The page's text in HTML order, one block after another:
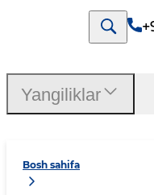
Bosh sahifa
Yangiliklar